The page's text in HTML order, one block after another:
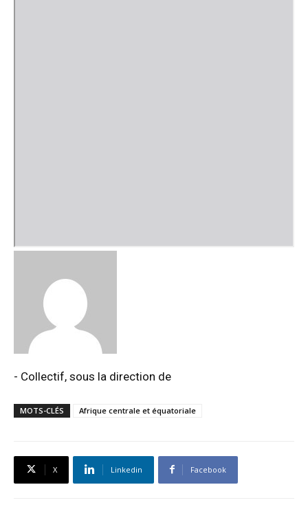
- Collectif, sous la direction de
MOTS-CLÉS Afrique centrale et équatoriale
X Linkedin Facebook